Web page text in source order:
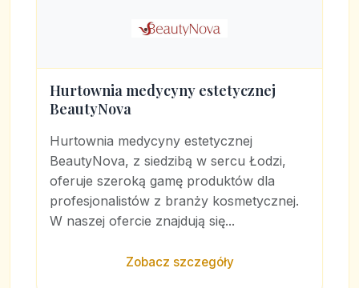
Hurtownia medycyny estetycznej
BeautyNova
Hurtownia medycyny estetycznej
BeautyNova, z siedzibą w sercu Łodzi,
oferuje szeroką gamę produktów dla
profesjonalistów z branży kosmetycznej.
W naszej ofercie znajdują się...
Zobacz szczegóły